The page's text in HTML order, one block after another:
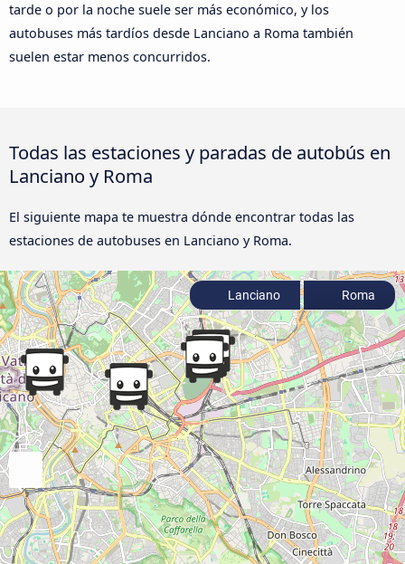
tarde o por la noche suele ser más económico, y los
autobuses más tardíos desde Lanciano a Roma también
suelen estar menos concurridos.
Todas las estaciones y paradas de autobús en
Lanciano y Roma
El siguiente mapa te muestra dónde encontrar todas las
estaciones de autobuses en Lanciano y Roma.
Lanciano Roma